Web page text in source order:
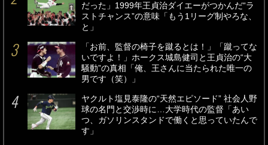
だった」1999年王貞治ダイエーがつかんだ“ラ
ストチャンス”の意味「もう1リーグ制やろな、
と」
「お前、監督の椅子を蹴るとは！」「蹴ってな
いですよ！」ホークス城島健司と王貞治の“大
騒動”の真相「俺、王さんに当たられた唯一の
男です（笑）」
ヤクルト塩見泰隆の“天然エピソード” 社会人野
球の名門と交渉時に…大学時代の監督「あい
つ、ガソリンスタンドで働くと思っていたんで
す」